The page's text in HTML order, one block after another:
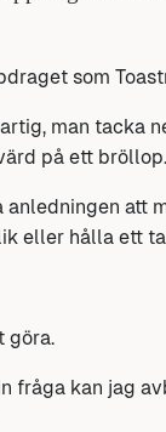
som
man tacka
på ett bröllop.
anledningen att
eller hålla ett
göra.
fråga kan jag